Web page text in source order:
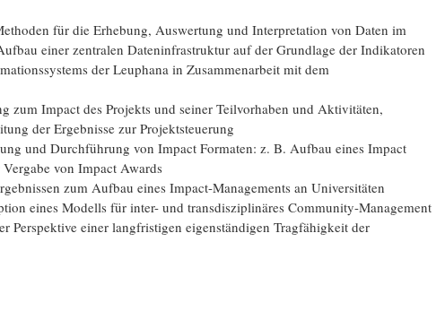
für die Erhebung, Auswertung und Interpretation von Daten im
einer zentralen Dateninfrastruktur auf der Grundlage der Indikatoren
der Leuphana in Zusammenarbeit mit dem
zum Impact des Projekts und seiner Teilvorhaben und Aktivitäten,
der Ergebnisse zur Projektsteuerung
und Durchführung von Impact Formaten: z. B. Aufbau eines Impact
von Impact Awards
zum Aufbau eines Impact-Managements an Universitäten
eines Modells für inter- und transdisziplinäres Community-Management
Perspektive einer langfristigen eigenständigen Tragfähigkeit der